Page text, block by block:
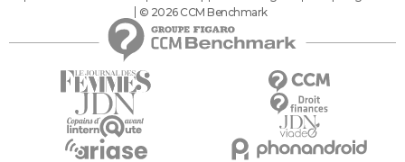
© 2026 CCM Benchmark